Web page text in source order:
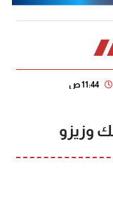
11:44 ص
وزيزو